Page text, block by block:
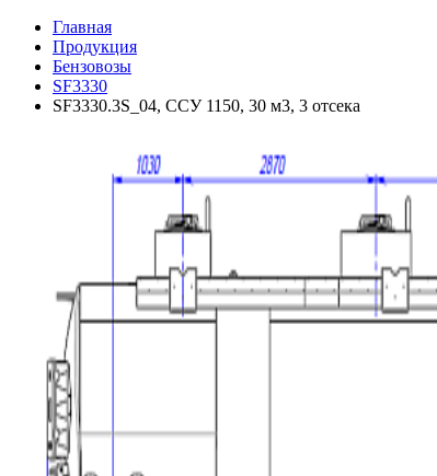
Главная
Продукция
Бензовозы
SF3330
SF3330.3S_04, ССУ 1150, 30 м3, 3 отсека